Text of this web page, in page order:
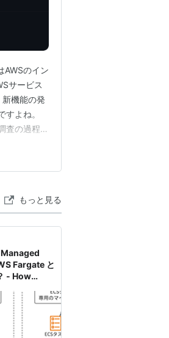
AWSのイン
サービス
機能の発
よね。
査の過程と
年2月に
もっと見る
Fargate と
- How